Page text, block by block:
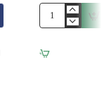
Diaspro
effetto
legno